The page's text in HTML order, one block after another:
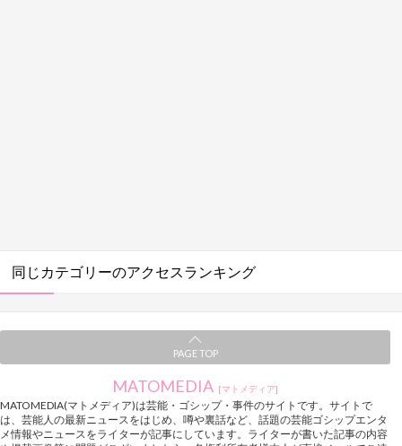
同じカテゴリーのアクセスランキング
PAGE TOP
MATOMEDIA [マトメディア]
MATOMEDIA(マトメディア)は芸能・ゴシップ・事件のサイトです。サイトで
は、芸能人の最新ニュースをはじめ、噂や裏話など、話題の芸能ゴシップエンタ
メ情報やニュースをライターが記事にしています。ライターが書いた記事の内容